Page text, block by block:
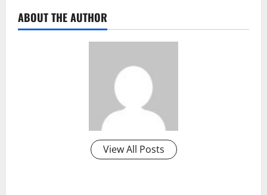
ABOUT THE AUTHOR
View All Posts